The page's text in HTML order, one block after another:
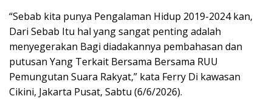
“Sebab kita punya Pengalaman Hidup 2019-2024 kan,
Dari Sebab Itu hal yang sangat penting adalah
menyegerakan Bagi diadakannya pembahasan dan
putusan Yang Terkait Bersama Bersama RUU
Pemungutan Suara Rakyat,” kata Ferry Di kawasan
Cikini, Jakarta Pusat, Sabtu (6/6/2026).